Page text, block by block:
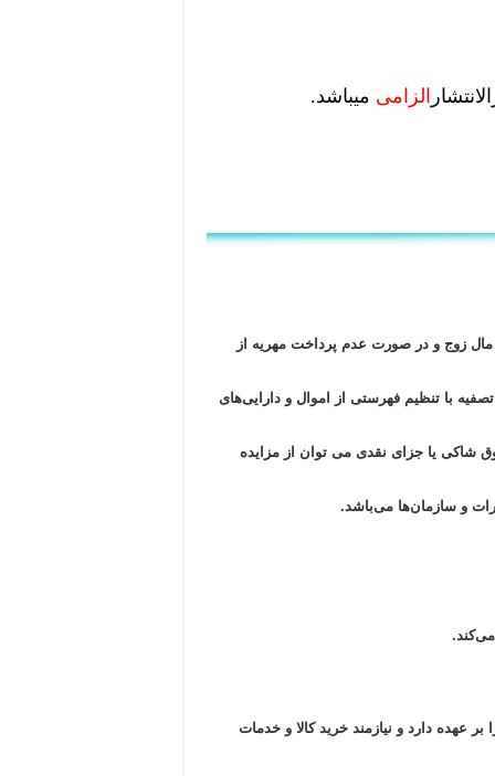
الزامی میباشد.
مال زوج و در صورت عدم پرداخت مهریه از
با تنظیم فهرستی از اموال و دارایی‌های
حقوق شاکی یا جزای نقدی می ‌توان از مزایده
و سازمان‌ها می‌باشد.
عهده دارد و نیازمند خرید کالا و خدمات